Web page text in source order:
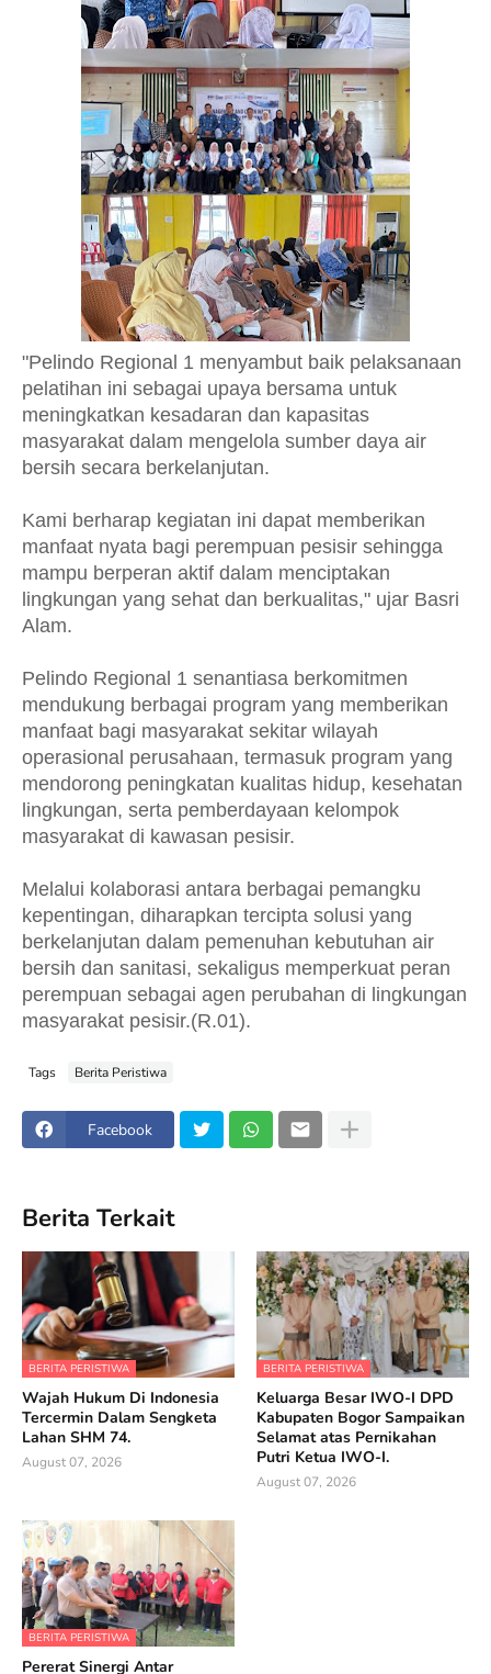
"Pelindo Regional 1 menyambut baik pelaksanaan
pelatihan ini sebagai upaya bersama untuk
meningkatkan kesadaran dan kapasitas
masyarakat dalam mengelola sumber daya air
bersih secara berkelanjutan.
Kami berharap kegiatan ini dapat memberikan
manfaat nyata bagi perempuan pesisir sehingga
mampu berperan aktif dalam menciptakan
lingkungan yang sehat dan berkualitas," ujar Basri
Alam.
Pelindo Regional 1 senantiasa berkomitmen
mendukung berbagai program yang memberikan
manfaat bagi masyarakat sekitar wilayah
operasional perusahaan, termasuk program yang
mendorong peningkatan kualitas hidup, kesehatan
lingkungan, serta pemberdayaan kelompok
masyarakat di kawasan pesisir.
Melalui kolaborasi antara berbagai pemangku
kepentingan, diharapkan tercipta solusi yang
berkelanjutan dalam pemenuhan kebutuhan air
bersih dan sanitasi, sekaligus memperkuat peran
perempuan sebagai agen perubahan di lingkungan
masyarakat pesisir.(R.01).
Tags Berita Peristiwa
Facebook
Berita Terkait
BERITA PERISTIWA
Wajah Hukum Di Indonesia
Tercermin Dalam Sengketa
Lahan SHM 74.
August 07, 2026
BERITA PERISTIWA
Keluarga Besar IWO-I DPD
Kabupaten Bogor Sampaikan
Selamat atas Pernikahan
Putri Ketua IWO-I.
August 07, 2026
BERITA PERISTIWA
Pererat Sinergi Antar